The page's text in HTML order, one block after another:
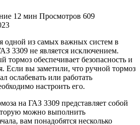
12 мин Просмотров 609
одной из самых важных систем в
3309 не является исключением.
тормоз обеспечивает безопасность и
Если вы заметили, что ручной тормоз
ослабевать или работать
настроить его.
на ГАЗ 3309 представляет собой
можно выполнить
вам понадобятся несколько